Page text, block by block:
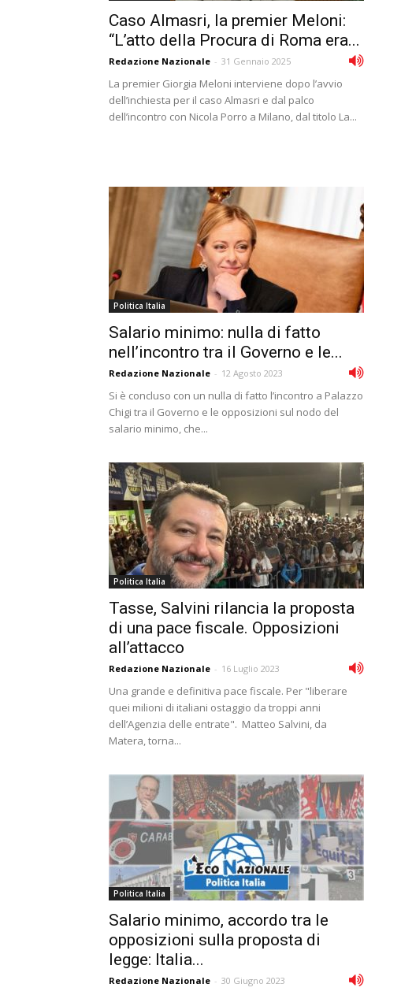
Caso Almasri, la premier Meloni:
“L’atto della Procura di Roma era...
Redazione Nazionale - 31 Gennaio 2025
La premier Giorgia Meloni interviene dopo l’avvio
dell’inchiesta per il caso Almasri e dal palco
dell’incontro con Nicola Porro a Milano, dal titolo La...
Politica Italia
Salario minimo: nulla di fatto
nell’incontro tra il Governo e le...
Redazione Nazionale - 12 Agosto 2023
Si è concluso con un nulla di fatto l’incontro a Palazzo
Chigi tra il Governo e le opposizioni sul nodo del
salario minimo, che...
Politica Italia
Tasse, Salvini rilancia la proposta
di una pace fiscale. Opposizioni
all’attacco
Redazione Nazionale - 16 Luglio 2023
Una grande e definitiva pace fiscale. Per "liberare
quei milioni di italiani ostaggio da troppi anni
dell’Agenzia delle entrate". Matteo Salvini, da
Matera, torna...
Politica Italia
Salario minimo, accordo tra le
opposizioni sulla proposta di
legge: Italia...
Redazione Nazionale - 30 Giugno 2023